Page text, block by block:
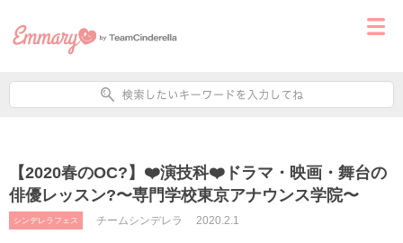
【2020春のOC?】❤️演技科❤️ドラマ・映画・舞台の
俳優レッスン?〜専門学校東京アナウンス学院〜
シンデレラフェス チームシンデレラ 2020.2.1